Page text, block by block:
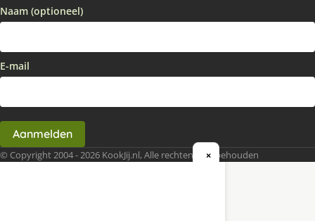
Naam (optioneel)
E-mail
Aanmelden
© Copyright 2004 - 2026 KookJij.nl, Alle rechten voorbehouden
×